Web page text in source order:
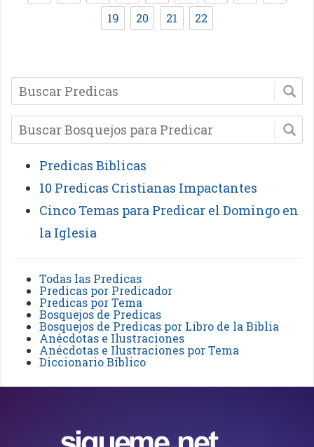
19
20 21 22
Predicas Biblicas
10 Predicas Cristianas Impactantes
Cinco Temas para Predicar el Domingo en
la Iglesia
Todas las Predicas
Predicas por Predicador
Predicas por Tema
Bosquejos de Predicas
Bosquejos de Predicas por Libro de la Biblia
Anécdotas e Ilustraciones
Anécdotas e Ilustraciones por Tema
Diccionario Bíblico